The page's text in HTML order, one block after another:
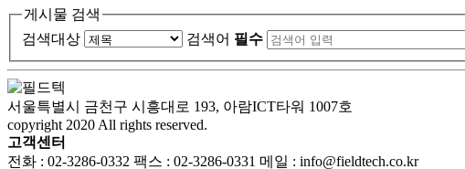
게시물 검색
검색대상
검색어 필수
서울특별시 금천구 시흥대로 193, 아람ICT타워 1007호
copyright 2020 All rights reserved.
고객센터
전화 : 02-3286-0332 팩스 : 02-3286-0331 메일 : info@fieldtech.co.kr